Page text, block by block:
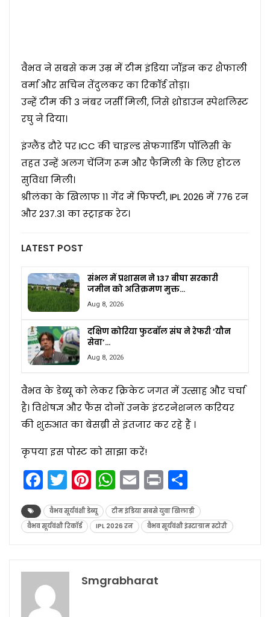
वैभव ने सबसे कम उम्र में टीम इंडिया जॉइन कर शैफाली
वर्मा और सचिन तेंदुलकर का रिकॉर्ड तोड़ा।
उन्हें टीम की 3 नंबर जर्सी मिली, जिसे थ्रोडाउन स्पेशलिस्ट
रघु ने दिया।
इंग्लैंड दौरे पर ICC की चाइल्ड सेफगार्डिंग पॉलिसी के
तहत उन्हें अलग चेंजिंग रूम और फैमिली के लिए होटल
सुविधा मिली।
श्रीलंका के खिलाफ 11 गेंद में फिफ्टी, IPL 2026 में 776 रन
और 237.31 का स्ट्राइक रेट।
LATEST POST
संभल में प्रशासन ने 137 बीघा सरकारी
जमीन को अतिक्रमण मुक्त…
Aug 8, 2026
दक्षिण कोरिया फुटबॉल संघ ने रेफरी ‘यौन
सेवा’…
Aug 8, 2026
वैभव के डेब्यू को लेकर क्रिकेट जगत में उत्साह और चर्चा
है। विशेषज्ञ और फैंस दोनों उनके इंटरनेशनल करियर
की शुरुआत का बेसब्री से इंतजार कर रहे हैं ।
कृपया इस पोस्ट को साझा करें!
Facebook
Twitter
Pinterest
WhatsApp
Email
Print
वैभव सूर्यवंशी डेब्यू
टीम इंडिया सबसे युवा खिलाड़ी
वैभव सूर्यवंशी रिकॉर्ड
IPL 2026 रन वैभव सूर्यवंशी इंस्टाग्राम स्टोरी
Smgrabharat